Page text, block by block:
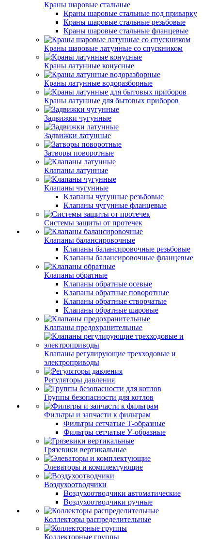
Краны шаровые стальные
Краны шаровые стальные под приварку
Краны шаровые стальные резьбовые
Краны шаровые стальные фланцевые
Краны шаровые латунные со спускником
Краны латунные конусные
Краны латунные водоразборные
Краны латунные для бытовых приборов
Задвижки чугунные
Задвижки латунные
Затворы поворотные
Клапаны латунные
Клапаны чугунные
Клапаны чугунные резьбовые
Клапаны чугунные фланцевые
Системы защиты от протечек
Клапаны балансировочные
Клапаны балансировочные резьбовые
Клапаны балансировочные фланцевые
Клапаны обратные
Клапаны обратные осевые
Клапаны обратные поворотные
Клапаны обратные створчатые
Клапаны обратные шаровые
Клапаны предохранительные
Клапаны регулирующие трехходовые и
электроприводы
Регуляторы давления
Группы безопасности для котлов
Фильтры и запчасти к фильтрам
Фильтры сетчатые Т-образные
Фильтры сетчатые У-образные
Грязевики вертикальные
Элеваторы и комплектующие
Воздухоотводчики
Воздухоотводчики автоматические
Воздухоотводчики ручные
Коллекторы распределительные
Коллекторные группы